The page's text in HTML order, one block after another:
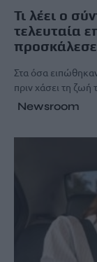
Τι λέει ο
τελευταία
Στα όσα
πριν χάσει τη
Newsroom